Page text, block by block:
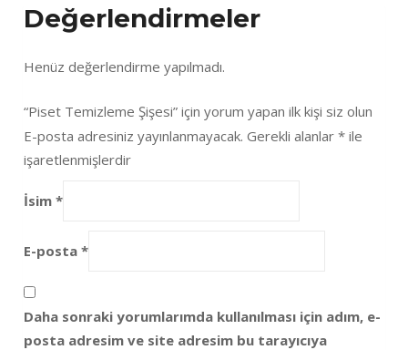
Değerlendirmeler
Henüz değerlendirme yapılmadı.
“Piset Temizleme Şişesi” için yorum yapan ilk kişi siz olun
E-posta adresiniz yayınlanmayacak. Gerekli alanlar * ile
işaretlenmişlerdir
İsim *
E-posta *
Daha sonraki yorumlarımda kullanılması için adım, e-
posta adresim ve site adresim bu tarayıcıya